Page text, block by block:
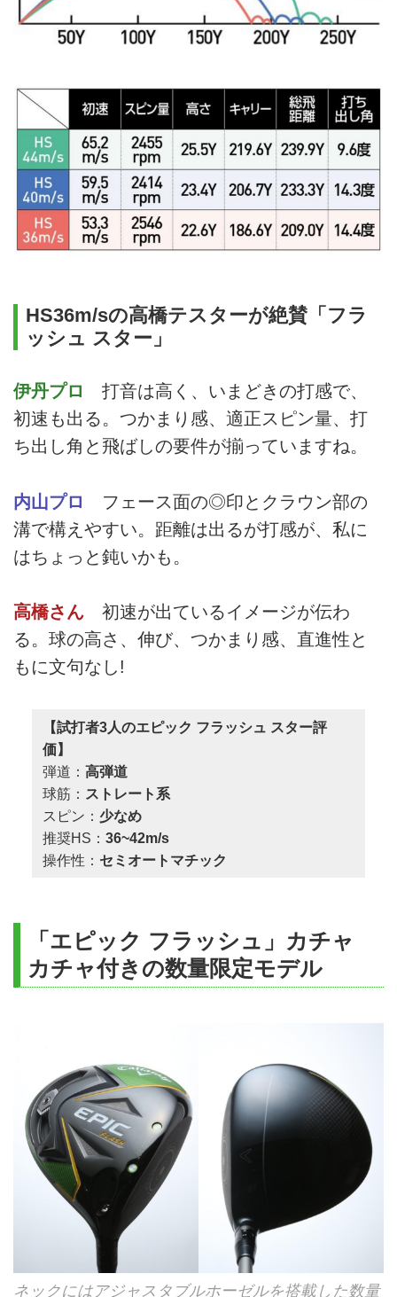
HS36m/sの高橋テスターが絶賛「フラ
ッシュ スター」
伊丹プロ
打音は高く、いまどきの打感で、
初速も出る。つかまり感、適正スピン量、打
ち出し角と飛ばしの要件が揃っていますね。
内山プロ
フェース面の◎印とクラウン部の
溝で構えやすい。距離は出るが打感が、私に
はちょっと鈍いかも。
高橋さん 初速が出ているイメージが伝わ
る。球の高さ、伸び、つかまり感、直進性と
もに文句なし!
【試打者3人のエピック フラッシュ スター評
価】
弾道： 高弾道
球筋： ストレート系
スピン： 少なめ
推奨HS： 36~42m/s
操作性： セミオートマチック
「エピック フラッシュ」カチャ
カチャ付きの数量限定モデル
ネックにはアジャスタブルホーゼルを搭載した数量